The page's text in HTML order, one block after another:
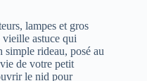
lampes et gros
vieille astuce qui
simple rideau, posé au
de votre petit
le nid pour